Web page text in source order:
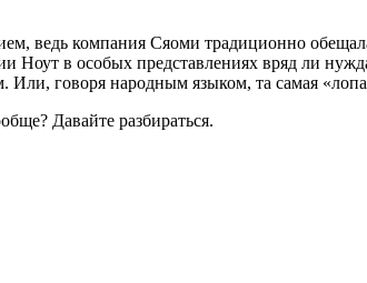
ведь компания Сяоми традиционно
в особых представлениях вряд ли
Или, говоря народным языком, та самая
Давайте разбираться.